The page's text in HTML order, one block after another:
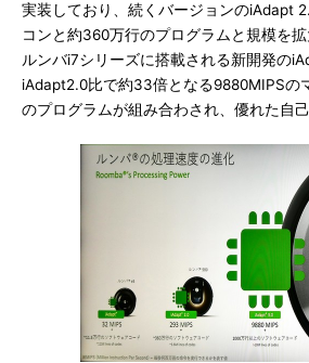
実装しており、続くバージョンのiAdapt
コンと約360万行のプログラムと規模を拡
ルンバi7シリーズに搭載される新開発の
iAdapt2.0比で約33倍となる9880MIPSの
のプログラムが組み合わされ、優れた自